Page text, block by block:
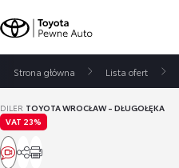
Strona główna Lista ofert
VAT 23%
DILER TOYOTA WROCŁAW - DŁUGOŁĘKA